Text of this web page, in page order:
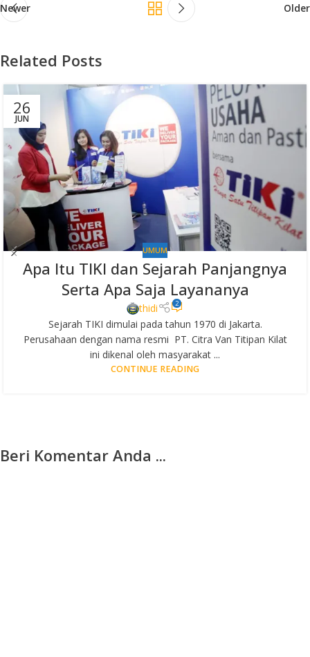
Newer Older
Related Posts
26
JUN
UMUM
Apa Itu TIKI dan Sejarah Panjangnya
Serta Apa Saja Layananya
thidi 2
Sejarah TIKI dimulai pada tahun 1970 di Jakarta.
Perusahaan dengan nama resmi PT. Citra Van Titipan Kilat
ini dikenal oleh masyarakat ...
CONTINUE READING
Beri Komentar Anda ...